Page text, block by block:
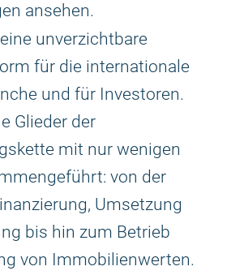
ansehen.
unverzichtbare
für die internationale
und für Investoren.
Glieder der
mit nur wenigen
von der
Umsetzung
bis hin zum Betrieb
von Immobilienwerten.